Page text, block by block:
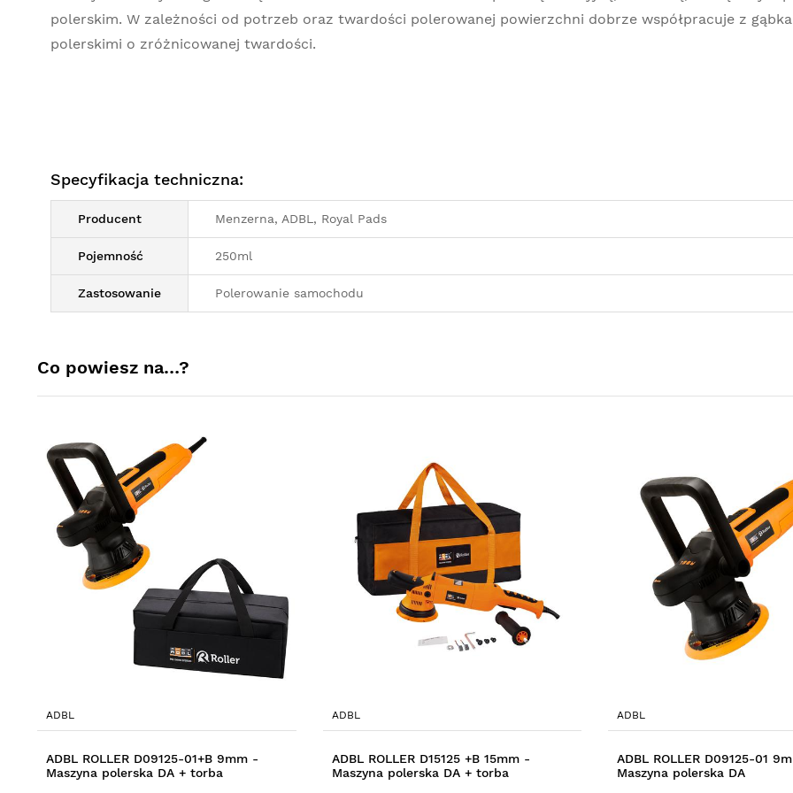
polerskim. W zależności od potrzeb oraz twardości polerowanej powierzchni dobrze współpracuje z
polerskimi o zróżnicowanej twardości.
Specyfikacja techniczna:
Producent Menzerna, ADBL, Royal Pads
Pojemność 250ml
Zastosowanie Polerowanie samochodu
Co powiesz na…?
ADBL
ADBL ROLLER D09125-01+B 9mm -
Maszyna polerska DA + torba
ADBL
ADBL ROLLER D15125 +B 15mm -
Maszyna polerska DA + torba
ADBL
ADBL ROLLER D09125-01
Maszyna polerska DA